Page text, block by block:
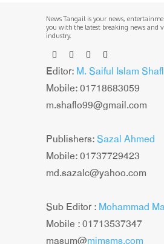
News Tangail is your news,
you with the latest breaking news and
industry.
Editor: M. Saiful Islam
Mobile: 01718683059
m.shaflo99@gmail.com
Publishers:Sazal Ahmed
Mobile: 01737729423
md.sazalc@yahoo.com
Sub Editor : Mohammad
Mobile : 01713537347
masum@mimsms.com